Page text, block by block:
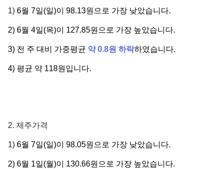
1) 6월 7일(일)이 98.13원으로 가장 낮았습니다.
2) 6월 4일(목)이 127.85원으로 가장 높았습니다.
3) 전 주 대비 가중평균 약 0.8원 하락하였습니다.
4) 평균 약 118원입니다.
2. 제주가격
1) 6월 7일(일)이 98.05원으로 가장 낮았습니다.
2) 6월 1일(월)이 130.66원으로 가장 높았습니다.